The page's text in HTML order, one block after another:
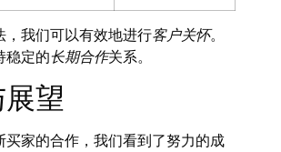
，我们可以有效地进行客户关怀。
稳定的长期合作关系。
望
买家的合作，我们看到了努力的成